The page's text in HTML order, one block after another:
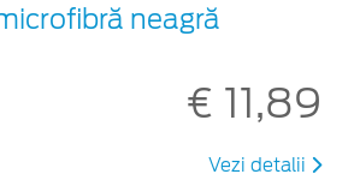
neagră
€ 11,89
Vezi detalii